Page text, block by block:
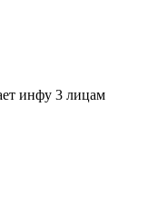
инфу 3 лицам